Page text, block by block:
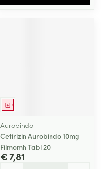
Geneesmiddel
Aurobindo
Cetirizin Aurobindo 10mg
Filmomh Tabl 20
€ 7,81